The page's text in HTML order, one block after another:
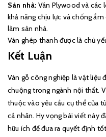
Sàn nhà: Ván Plywood và các
khả năng chịu lực và chống
làm sàn nhà.
Ván ghép thanh được là chủ
Kết Luận
Ván gỗ công nghiệp là vật liệu
chuộng trong ngành nội thất.
thuộc vào yêu cầu cụ thể của
cá nhân. Hy vọng bài viết này
hữu ích để đưa ra quyết định